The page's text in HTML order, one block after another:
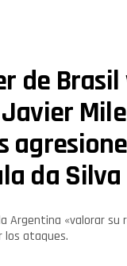
de
da Silva
Argentina «valorar su
los ataques.